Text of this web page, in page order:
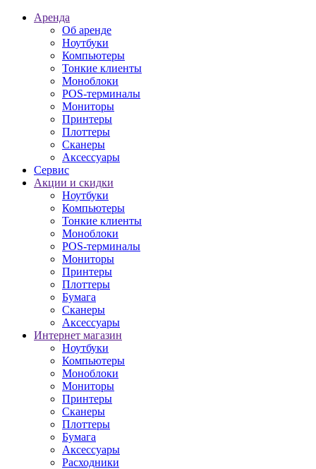
Аренда
Об аренде
Ноутбуки
Компьютеры
Тонкие клиенты
Моноблоки
POS-терминалы
Мониторы
Принтеры
Плоттеры
Сканеры
Аксессуары
Сервис
Акции и скидки
Ноутбуки
Компьютеры
Тонкие клиенты
Моноблоки
POS-терминалы
Мониторы
Принтеры
Плоттеры
Бумага
Сканеры
Аксессуары
Интернет магазин
Ноутбуки
Компьютеры
Моноблоки
Мониторы
Принтеры
Сканеры
Плоттеры
Бумага
Аксессуары
Расходники